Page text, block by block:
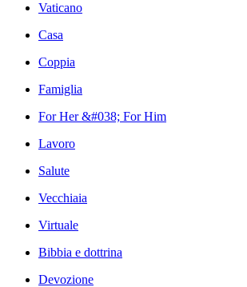
Vaticano
Casa
Coppia
Famiglia
For Her &#038; For Him
Lavoro
Salute
Vecchiaia
Virtuale
Bibbia e dottrina
Devozione